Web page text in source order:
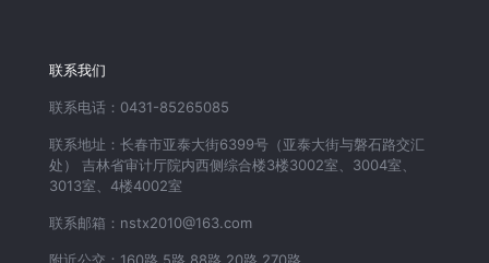
联系我们
联系电话：0431-85265085
联系地址：长春市亚泰大街6399号（亚泰大街与磐石路交汇
处） 吉林省审计厅院内西侧综合楼3楼3002室、3004室、
3013室、4楼4002室
联系邮箱：nstx2010@163.com